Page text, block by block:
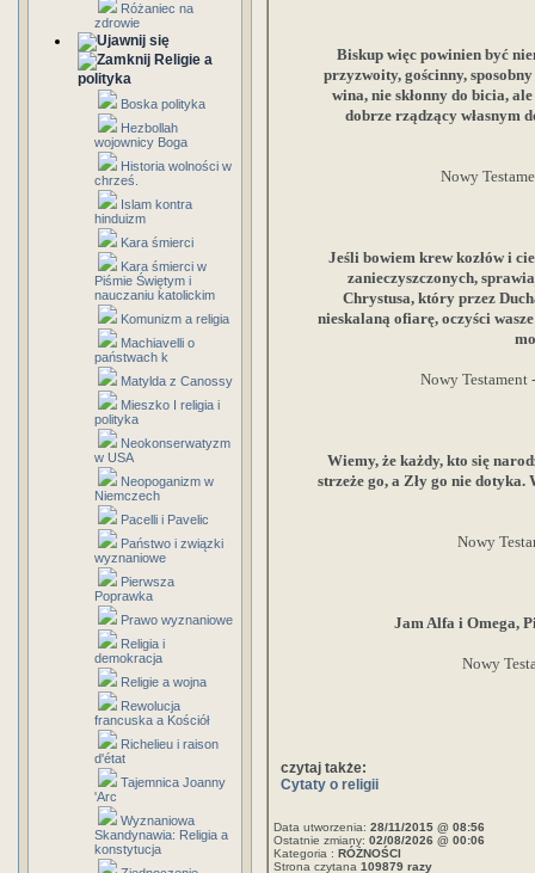
Różaniec na
zdrowie
Religie a
polityka
Boska polityka
Hezbollah
wojownicy Boga
Historia wolności w
chrześ.
Islam kontra
hinduizm
Kara śmierci
Kara śmierci w
Piśmie Świętym i
nauczaniu katolickim
Komunizm a religia
Machiavelli o
państwach k
Matylda z Canossy
Mieszko I religia i
polityka
Neokonserwatyzm
w USA
Neopoganizm w
Niemczech
Pacelli i Pavelic
Państwo i związki
wyznaniowe
Pierwsza
Poprawka
Prawo wyznaniowe
Religia i
demokracja
Religie a wojna
Rewolucja
francuska a Kościół
Richelieu i raison
d'état
Tajemnica Joanny
'Arc
Wyznaniowa
Skandynawia: Religia a
konstytucja
Biskup więc powinien być
przyzwoity, gościnny,
wina, nie skłonny do bicia,
dobrze rządzący własnym
Nowy
Jeśli bowiem krew kozłów i
zanieczyszczonych,
Chrystusa, który przez
nieskalaną ofiarę, oczyści
Nowy
Wiemy, że każdy, kto się
strzeże go, a Zły go nie dotyka.
Nowy
Jam Alfa i Omega,
Nowy
czytaj także:
Cytaty o religii
Data utworzenia: 28/11/2015 @ 08:56
Ostatnie zmiany: 02/08/2026 @ 00:06
Kategoria : RÓŻNOŚCI
Strona czytana 109879 razy